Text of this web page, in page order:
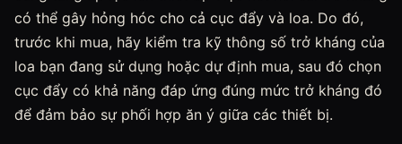
có thể gây hỏng hóc cho cả cục đẩy và loa. Do đó,
trước khi mua, hãy kiểm tra kỹ thông số trở kháng của
loa bạn đang sử dụng hoặc dự định mua, sau đó chọn
cục đẩy có khả năng đáp ứng đúng mức trở kháng đó
để đảm bảo sự phối hợp ăn ý giữa các thiết bị.